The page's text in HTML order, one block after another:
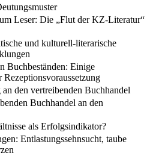
Leser: Die „Flut der KZ-Literatur“
und kulturell-literarische
Buchbeständen: Einige
den vertreibenden Buchhandel
Buchhandel an den
als Erfolgsindikator?
Entlastungssehnsucht, taube